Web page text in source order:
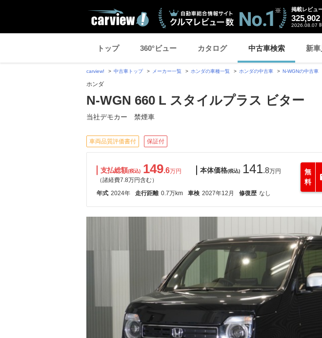
掲載レビュ
325,902
2026.08.07
トップ 360°ビュー カタログ 中古車検索 新車
carview! 中古車トップ メーカー一覧 ホンダの車種一覧 ホンダの中古車 N-WGNの中古車
ホンダ
N-WGN 660 L スタイルプラス ビター
当社デモカー 禁煙車
車両品質評価書付 保証付
支払総額(税込) 149.6万円
（諸経費7.8万円含む）
本体価格(税込) 141.8万円
年式 2024年 走行距離 0.7万km 車検 2027年12月 修復歴 なし
無
料